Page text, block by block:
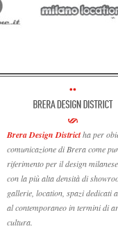
Brera Design Districtha per
comunicazione di Brera come
riferimento per il design
con la più alta densità di
gallerie, location, spazi dedicati
al contemporaneo in termini di
cultura.